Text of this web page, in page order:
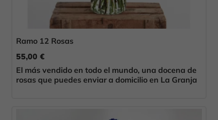
Ramo 12 Rosas
55,00 €
El más vendido en todo el mundo, una docena de
rosas que puedes enviar a domicilio en La Granja